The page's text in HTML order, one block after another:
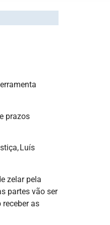
prazos
Luís
zelar pela
partes vão ser
as